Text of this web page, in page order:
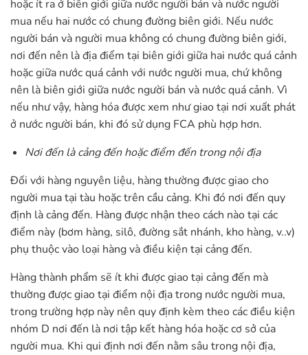
hoặc ít ra ở biên giới giữa nước người bán và nước người
mua nếu hai nước có chung đường biên giới. Nếu nước
người bán và người mua không có chung đường biên giới,
nơi đến nên là địa điểm tại biên giới giữa hai nước quá cảnh
hoặc giữa nước quá cảnh với nước người mua, chứ không
nên là biên giới giữa nước người bán và nước quá cảnh. Vì
nếu như vậy, hàng hóa được xem như giao tại nơi xuất phát
ở nước người bán, khi đó sử dụng FCA phù hợp hơn.
Nơi đến là cảng đến hoặc điểm đến trong nội địa
Đối với hàng nguyên liệu, hàng thường được giao cho
người mua tại tàu hoặc trên cầu cảng. Khi đó nơi đến quy
định là cảng đến. Hàng được nhận theo cách nào tại các
điểm này (bơm hàng, silô, đường sắt nhánh, kho hàng, v..v)
phụ thuộc vào loại hàng và điều kiện tại cảng đến.
Hàng thành phẩm sẽ ít khi được giao tại cảng đến mà
thường được giao tại điểm nội địa trong nước người mua,
trong trường hợp này nên quy định kèm theo các điều kiện
nhóm D nơi đến là nơi tập kết hàng hóa hoặc cơ sở của
người mua. Khi qui định nơi đến nằm sâu trong nội địa,